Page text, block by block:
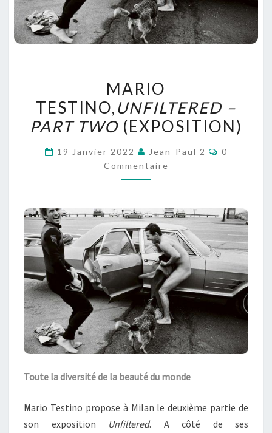
TESTINO,
–
PART
(EXPOSITION)
MARIO
TESTINO,UNFILTERED –
PART TWO (EXPOSITION)
19 Janvier 2022 Jean-Paul 2
0
Commentaire
Toute la diversité de la beauté du monde
Mario Testino propose à Milan le deuxième partie de
son exposition Unfiltered. A côté de ses